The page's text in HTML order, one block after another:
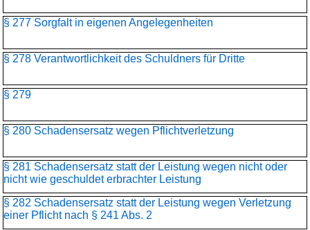
§ 277 Sorgfalt in eigenen Angelegenheiten
§ 278 Verantwortlichkeit des Schuldners für Dritte
§ 279
§ 280 Schadensersatz wegen Pflichtverletzung
§ 281 Schadensersatz statt der Leistung wegen nicht oder
nicht wie geschuldet erbrachter Leistung
§ 282 Schadensersatz statt der Leistung wegen Verletzung
einer Pflicht nach § 241 Abs. 2